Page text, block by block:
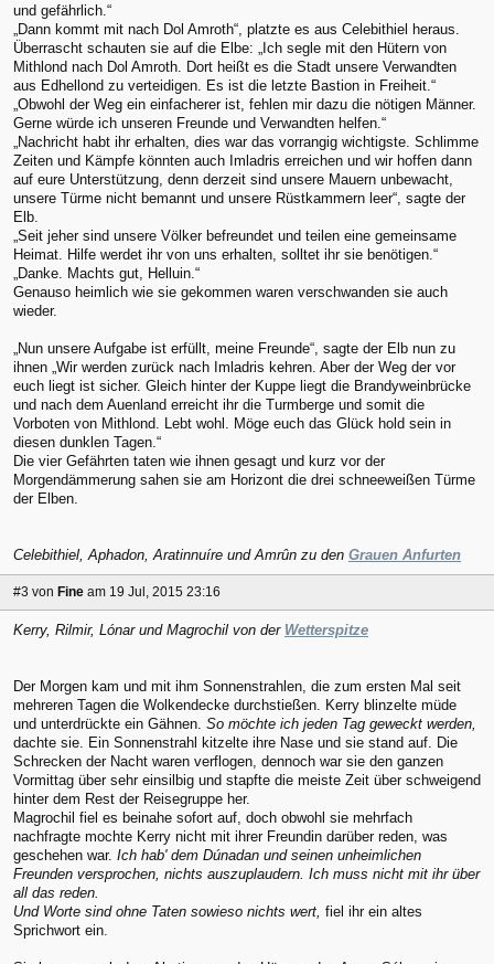
und gefährlich.“
„Dann kommt mit nach Dol Amroth“, platzte es aus Celebithiel heraus.
Überrascht schauten sie auf die Elbe: „Ich segle mit den Hütern von
Mithlond nach Dol Amroth. Dort heißt es die Stadt unsere Verwandten
aus Edhellond zu verteidigen. Es ist die letzte Bastion in Freiheit.“
„Obwohl der Weg ein einfacherer ist, fehlen mir dazu die nötigen Männer.
Gerne würde ich unseren Freunde und Verwandten helfen.“
„Nachricht habt ihr erhalten, dies war das vorrangig wichtigste. Schlimme
Zeiten und Kämpfe könnten auch Imladris erreichen und wir hoffen dann
auf eure Unterstützung, denn derzeit sind unsere Mauern unbewacht,
unsere Türme nicht bemannt und unsere Rüstkammern leer“, sagte der
Elb.
„Seit jeher sind unsere Völker befreundet und teilen eine gemeinsame
Heimat. Hilfe werdet ihr von uns erhalten, solltet ihr sie benötigen.“
„Danke. Machts gut, Helluin.“
Genauso heimlich wie sie gekommen waren verschwanden sie auch
wieder.
„Nun unsere Aufgabe ist erfüllt, meine Freunde“, sagte der Elb nun zu
ihnen „Wir werden zurück nach Imladris kehren. Aber der Weg der vor
euch liegt ist sicher. Gleich hinter der Kuppe liegt die Brandyweinbrücke
und nach dem Auenland erreicht ihr die Turmberge und somit die
Vorboten von Mithlond. Lebt wohl. Möge euch das Glück hold sein in
diesen dunklen Tagen.“
Die vier Gefährten taten wie ihnen gesagt und kurz vor der
Morgendämmerung sahen sie am Horizont die drei schneeweißen Türme
der Elben.
Celebithiel, Aphadon, Aratinnuíre und Amrûn zu den Grauen Anfurten
#3 von Fine am 19 Jul, 2015 23:16
Kerry, Rilmir, Lónar und Magrochil von der Wetterspitze
Der Morgen kam und mit ihm Sonnenstrahlen, die zum ersten Mal seit
mehreren Tagen die Wolkendecke durchstießen. Kerry blinzelte müde
und unterdrückte ein Gähnen. So möchte ich jeden Tag geweckt werden,
dachte sie. Ein Sonnenstrahl kitzelte ihre Nase und sie stand auf. Die
Schrecken der Nacht waren verflogen, dennoch war sie den ganzen
Vormittag über sehr einsilbig und stapfte die meiste Zeit über schweigend
hinter dem Rest der Reisegruppe her.
Magrochil fiel es beinahe sofort auf, doch obwohl sie mehrfach
nachfragte mochte Kerry nicht mit ihrer Freundin darüber reden, was
geschehen war. Ich hab' dem Dúnadan und seinen unheimlichen
Freunden versprochen, nichts auszuplaudern. Ich muss nicht mit ihr über
all das reden.
Und Worte sind ohne Taten sowieso nichts wert, fiel ihr ein altes
Sprichwort ein.